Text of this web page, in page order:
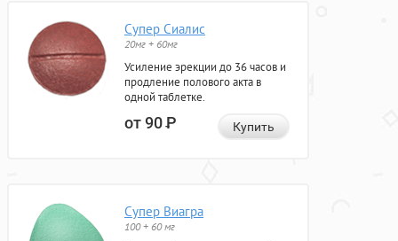
Супер Сиалис
20мг + 60мг
Усиление эрекции до 36 часов и
продление полового акта в
одной таблетке.
от 90Р Купить
Супер Виагра
100 + 60 мг